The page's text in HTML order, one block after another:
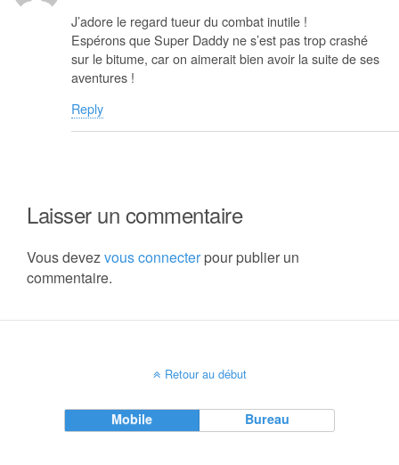
J’adore le regard tueur du combat inutile !
Espérons que Super Daddy ne s’est pas trop crashé
sur le bitume, car on aimerait bien avoir la suite de ses
aventures !
Reply
Laisser un commentaire
Vous devezvous connecterpour publier un
commentaire.
Retour au début
Mobile Bureau